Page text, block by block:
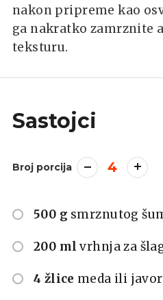
nakon pripreme kao
ga nakratko zamrznite
teksturu.
Sastojci
Broj porcija 4
500 g smrznutog
200 ml vrhnja za
4 žlice meda ili